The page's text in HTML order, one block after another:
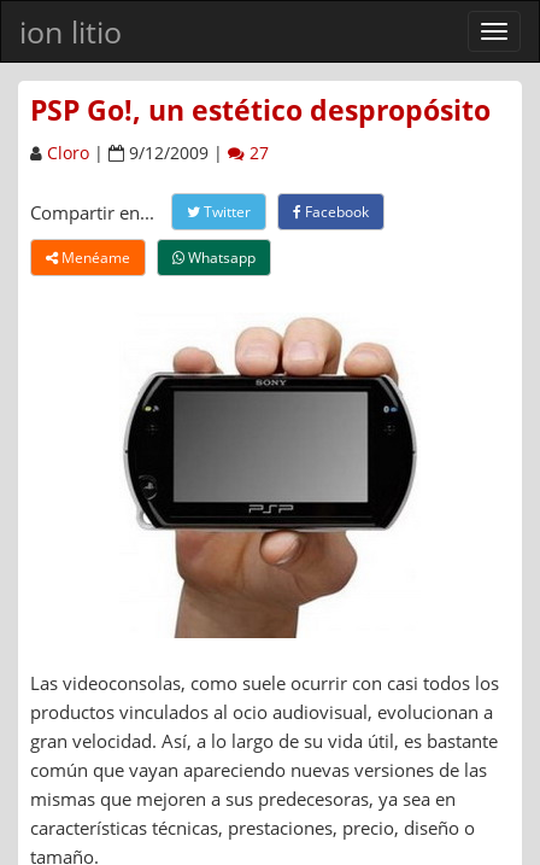
ion litio
Ver
menú
PSP Go!, un estético despropósito
Cloro | 9/12/2009 | 27
Compartir en... Twitter Facebook
Menéame Whatsapp
Las videoconsolas, como suele ocurrir con casi todos los
productos vinculados al ocio audiovisual, evolucionan a
gran velocidad. Así, a lo largo de su vida útil, es bastante
común que vayan apareciendo nuevas versiones de las
mismas que mejoren a sus predecesoras, ya sea en
características técnicas, prestaciones, precio, diseño o
tamaño.